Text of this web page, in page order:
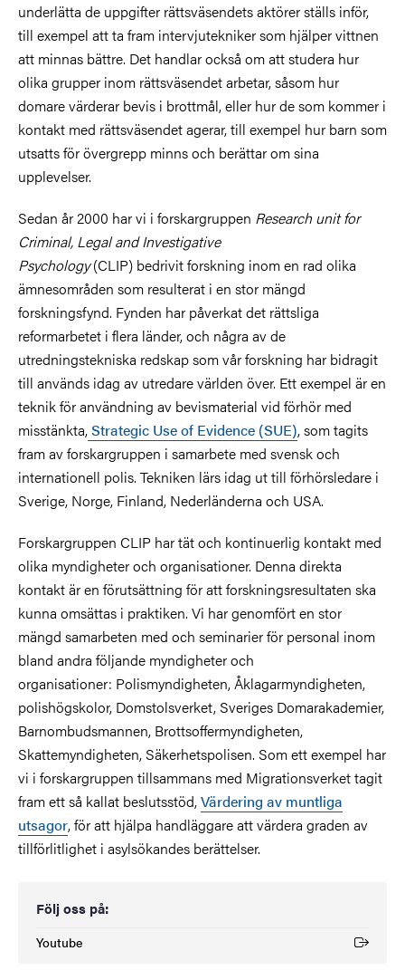
underlätta de uppgifter rättsväsendets aktörer ställs inför,
till exempel att ta fram intervjutekniker som hjälper vittnen
att minnas bättre. Det handlar också om att studera hur
olika grupper inom rättsväsendet arbetar, såsom hur
domare värderar bevis i brottmål, eller hur de som kommer i
kontakt med rättsväsendet agerar, till exempel hur barn som
utsatts för övergrepp minns och berättar om sina
upplevelser.
Sedan år 2000 har vi i forskargruppen Research unit for
Criminal, Legal and Investigative
Psychology(CLIP) bedrivit forskning inom en rad olika
ämnesområden som resulterat i en stor mängd
forskningsfynd. Fynden har påverkat det rättsliga
reformarbetet i flera länder, och några av de
utredningstekniska redskap som vår forskning har bidragit
till används idag av utredare världen över. Ett exempel är en
teknik för användning av bevismaterial vid förhör med
misstänkta,Strategic Use of Evidence (SUE), som tagits
fram av forskargruppen i samarbete med svensk och
internationell polis. Tekniken lärs idag ut till förhörsledare i
Sverige, Norge, Finland, Nederländerna och USA.
Forskargruppen CLIP har tät och kontinuerlig kontakt med
olika myndigheter och organisationer. Denna direkta
kontakt är en förutsättning för att forskningsresultaten ska
kunna omsättas i praktiken. Vi har genomfört en stor
mängd samarbeten med och seminarier för personal inom
bland andra följande myndigheter och
organisationer: Polismyndigheten, Åklagarmyndigheten,
polishögskolor, Domstolsverket, Sveriges Domarakademier,
Barnombudsmannen, Brottsoffermyndigheten,
Skattemyndigheten, Säkerhetspolisen. Som ett exempel har
vi i forskargruppen tillsammans med Migrationsverket tagit
fram ett så kallat beslutsstöd,Värdering av muntliga
utsagor, för att hjälpa handläggare att värdera graden av
tillförlitlighet i asylsökandes berättelser.
Följ oss på:
Youtube
(Extern länk)